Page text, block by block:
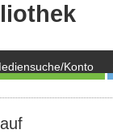
Konto